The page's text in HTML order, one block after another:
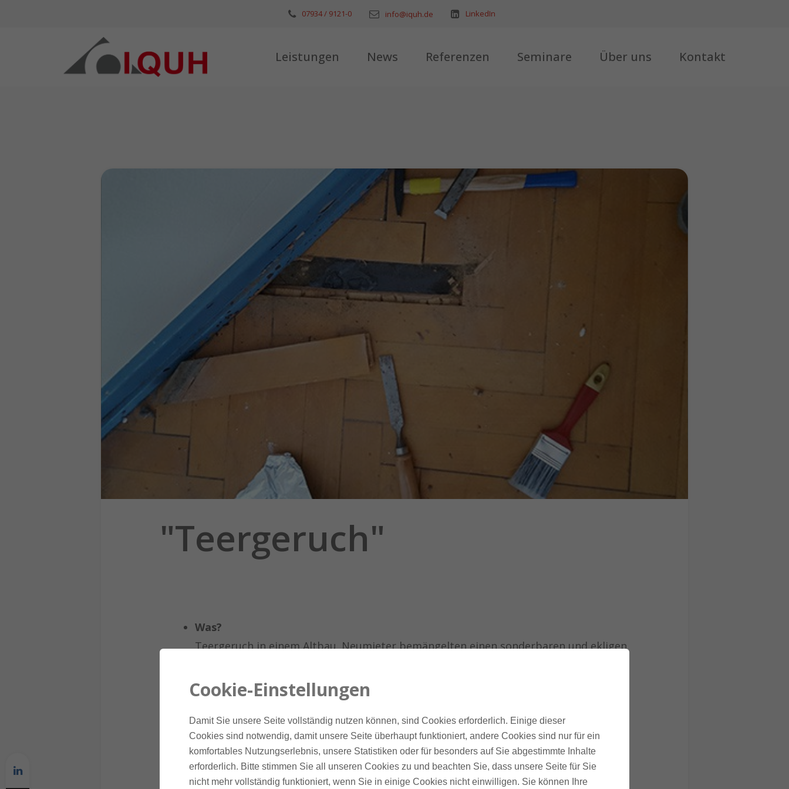
07934 / 9121-0 info@iquh.de LinkedIn
Leistungen News Referenzen Seminare Über uns Kontakt
"Teergeruch"
Was?
Teergeruch in einem Altbau. Neumieter bemängelten einen sonderbaren und ekligen
Geruch nicht wahrnehmen. Der Vermieter und die Hausverwaltung erkannten keinen
Wo?
Mietshaus in Stuttgart. Altbauwohnung mit Buche Fischgrat-Massivholzparkett.
Cookie-Einstellungen
Damit Sie unsere Seite vollständig nutzen können, sind Cookies erforderlich. Einige dieser
Cookies sind notwendig, damit unsere Seite überhaupt funktioniert, andere Cookies sind nur für ein
komfortables Nutzungserlebnis, unsere Statistiken oder für besonders auf Sie abgestimmte Inhalte
erforderlich. Bitte stimmen Sie all unseren Cookies zu und beachten Sie, dass unsere Seite für Sie
nicht mehr vollständig funktioniert, wenn Sie in einige Cookies nicht einwilligen. Sie können Ihre